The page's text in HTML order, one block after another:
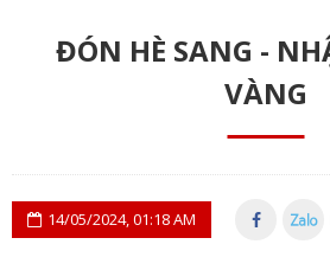
ĐÓN HÈ SANG -
VÀNG
14/05/2024, 01:18 AM